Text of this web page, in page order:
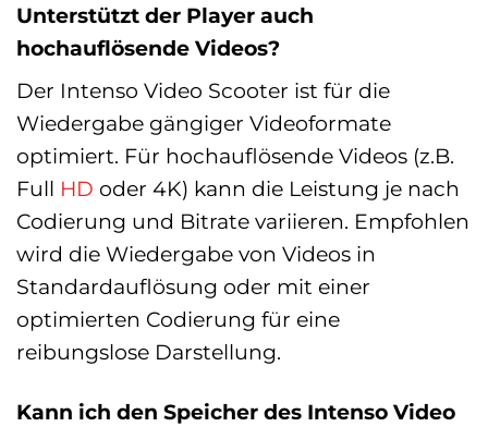
Unterstützt der Player auch
hochauflösende Videos?
Der Intenso Video Scooter ist für die
Wiedergabe gängiger Videoformate
optimiert. Für hochauflösende Videos (z.B.
Full HD oder 4K) kann die Leistung je nach
Codierung und Bitrate variieren. Empfohlen
wird die Wiedergabe von Videos in
Standardauflösung oder mit einer
optimierten Codierung für eine
reibungslose Darstellung.
Kann ich den Speicher des Intenso Video